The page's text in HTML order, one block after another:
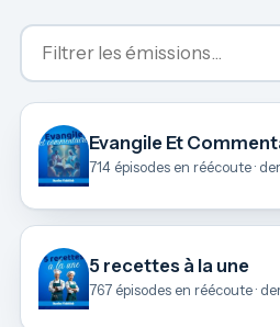
Evangile Et
714 épisodes en réécoute ·
5 recettes à la une
767 épisodes en réécoute ·